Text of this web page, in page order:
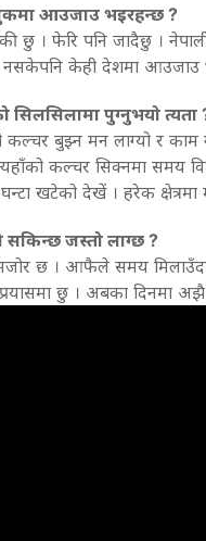
आउजाउ भइरहन्छ ?
। फेरि पनि जादैछु ।
नसकेपनि केही देशमा
पुग्नुभयो त्यता
कल्चर बुझ्न मन लाग्यो र काम
कल्चर सिक्नमा समय
खटेको देखें । हरेक क्षेत्रमा
सकिन्छ जस्तो लाग्छ ?
छ । आफैले समय
छु । अबका दिनमा अझै